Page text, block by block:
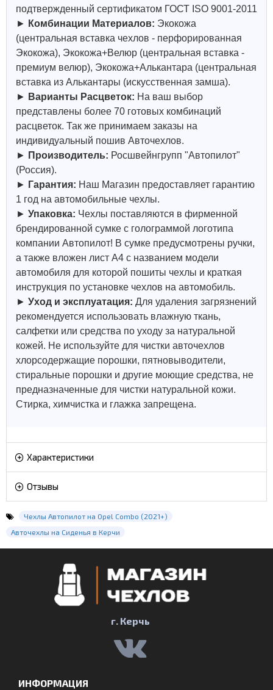
подтвержденный сертификатом ГОСТ ISO 9001-2011
► Комбинации Материалов: Экокожа
(центральная вставка чехлов - перфорированная
Экокожа), Экокожа+Велюр (центральная вставка -
премиум велюр), Экокожа+Алькантара (центральная
вставка из Алькантары (искусственная замша).
► Варианты Расцветок: На ваш выбор
представлены более 70 готовых комбинаций
расцветок. Так же принимаем заказы на
индивидуальный пошив Авточехлов.
► Производитель: Росшвейнгрупп "Автопилот"
(Россия).
► Гарантия: Наш Магазин предоставляет гарантию
1 год на автомобильные чехлы.
► Упаковка: Чехлы поставляются в фирменной
брендированной сумке с голограммой логотипа
компании Автопилот! В сумке предусмотрены ручки,
а также вложен лист А4 с названием модели
автомобиля для которой пошиты чехлы и краткая
инструкция по установке чехлов на автомобиль.
► Уход и эксплуатация: Для удаления загрязнений
рекомендуется использовать влажную ткань,
салфетки или средства по уходу за натуральной
кожей. Не используйте для чистки авточехлов
хлорсодержащие порошки, пятновыводители,
стиральные порошки и другие моющие средства, не
предназначенные для чистки натуральной кожи.
Стирка, химчистка и глажка запрещена.
Характеристики
Отзывы
Чехлы Автопилот на Opel Combo (2021+)
Авточехлы на Сиденья в Керчи
г. Керчь
ИНФОРМАЦИЯ